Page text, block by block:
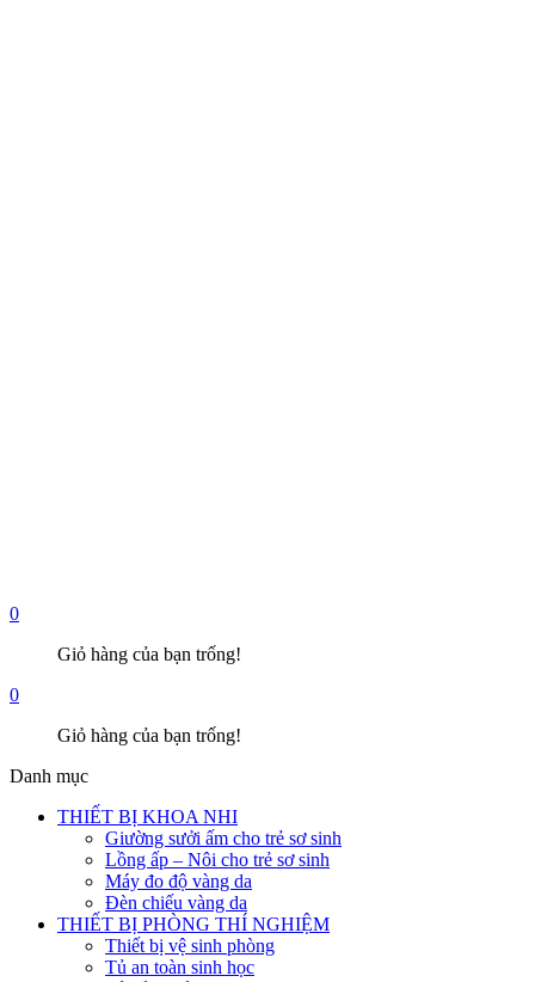
0
Giỏ hàng của bạn trống!
0
Giỏ hàng của bạn trống!
Danh mục
THIẾT BỊ KHOA NHI
Giường sưởi ấm cho trẻ sơ sinh
Lồng ấp – Nôi cho trẻ sơ sinh
Máy đo độ vàng da
Đèn chiếu vàng da
THIẾT BỊ PHÒNG THÍ NGHIỆM
Thiết bị vệ sinh phòng
Tủ an toàn sinh học